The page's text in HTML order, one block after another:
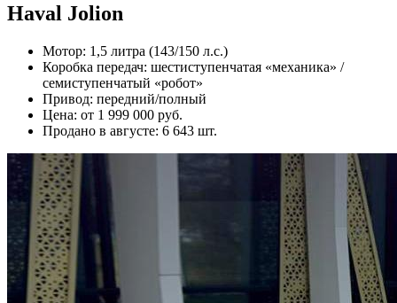
Haval Jolion
Мотор: 1,5 литра (143/150 л.с.)
Коробка передач: шестиступенчатая «механика» /
семиступенчатый «робот»
Привод: передний/полный
Цена: от 1 999 000 руб.
Продано в августе: 6 643 шт.